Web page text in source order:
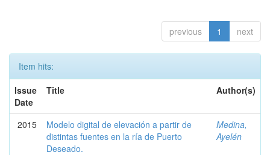
previous 1 next
Item hits:
Issue
Date
Title Author(s)
2015
Modelo digital de elevación a partir de
distintas fuentes en la ría de Puerto
Deseado.
Medina,
Ayelén